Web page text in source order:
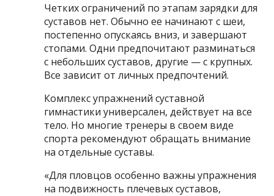
Четких ограничений по этапам зарядки для
суставов нет. Обычно ее начинают с шеи,
постепенно опускаясь вниз, и завершают
стопами. Одни предпочитают разминаться
с небольших суставов, другие — с крупных.
Все зависит от личных предпочтений.
Комплекс упражнений суставной
гимнастики универсален, действует на все
тело. Но многие тренеры в своем виде
спорта рекомендуют обращать внимание
на отдельные суставы.
«Для пловцов особенно важны упражнения
на подвижность плечевых суставов,